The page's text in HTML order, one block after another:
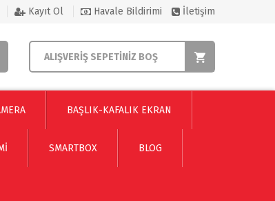
Kayıt Ol Havale Bildirimi İletişim
ALIŞVERİŞ SEPETİNİZ BOŞ
BAŞLIK-KAFALIK EKRAN
SMARTBOX BLOG